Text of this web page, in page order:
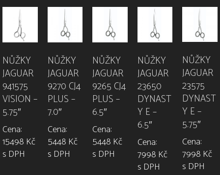
NŮŽKY
JAGUAR
941575
VISION –
5.75″
Cena:
15498 Kč
s DPH
NŮŽKY
JAGUAR
9270 CJ4
PLUS –
7.0″
Cena:
5448 Kč
s DPH
NŮŽKY
JAGUAR
9265 CJ4
PLUS –
6.5″
Cena:
5448 Kč
s DPH
NŮŽKY
JAGUAR
23650
DYNAST
Y E –
6.5″
Cena:
7998 Kč
s DPH
NŮŽKY
JAGUAR
23575
DYNAST
Y E –
5.75″
Cena:
7998 Kč
s DPH